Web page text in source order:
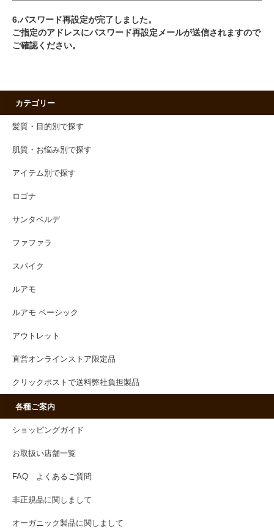
6.パスワード再設定が完了しました。
ご指定のアドレスにパスワード再設定メールが送信されますので
ご確認ください。
カテゴリー
髪質・目的別で探す
肌質・お悩み別で探す
アイテム別で探す
ロゴナ
サンタベルデ
ファファラ
スパイク
ルアモ
ルアモ ベーシック
アウトレット
直営オンラインストア限定品
クリックポストで送料弊社負担製品
各種ご案内
ショッピングガイド
お取扱い店舗一覧
FAQ よくあるご質問
非正規品に関しまして
オーガニック製品に関しまして